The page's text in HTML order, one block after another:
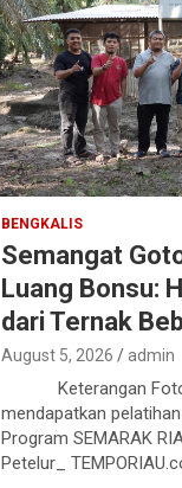
BENGKALIS
Semangat
Luang Bonsu:
dari Ternak
August 5, 2026 admin
Keterangan Foto:
mendapatkan
Program SEMARAK
Petelur_